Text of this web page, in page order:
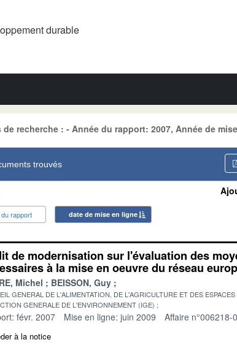
durable
de recherche : - Année du rapport: 2007, Année de
trouvés
rapport date de mise en ligne
de modernisation sur l'évaluation des
à la mise en oeuvre du réseau
Michel BEISSON, Guy
GENERAL DE L'ALIMENTATION, DE L'AGRICULTURE ET DES
GENERALE DE L'ENVIRONNEMENT (IGE)
févr. 2007 Mise en ligne: juin 2009 Affaire n°006218-
à la notice